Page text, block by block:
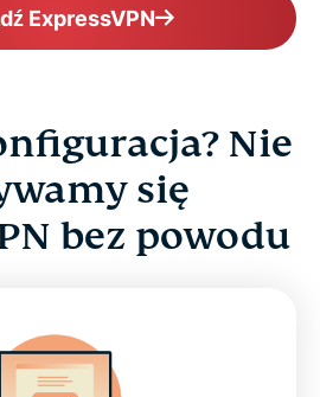
ExpressVPN
Nie
się
bez powodu